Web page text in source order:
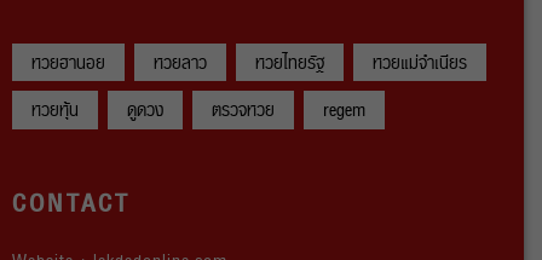
หวยฮานอย หวยลาว หวยไทยรัฐ
หวยแม่จำเนียร
หวยหุ้น
ดูดวง ตรวจหวย regem
CONTACT